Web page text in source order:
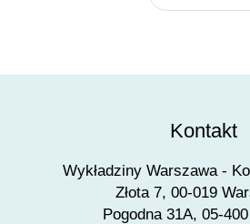
Kontakt
Wykładziny Warszawa -
Złota 7, 00-019
Pogodna 31A, 05-